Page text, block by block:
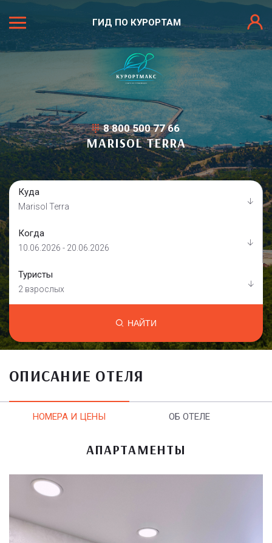
ГИД ПО КУРОРТАМ
8 800 500 77 66
MARISOL TERRA
Куда
Marisol Terra
Когда
10.06.2026 - 20.06.2026
Туристы
2 взрослых
НАЙТИ
ОПИСАНИЕ ОТЕЛЯ
НОМЕРА И ЦЕНЫ ОБ ОТЕЛЕ
АПАРТАМЕНТЫ